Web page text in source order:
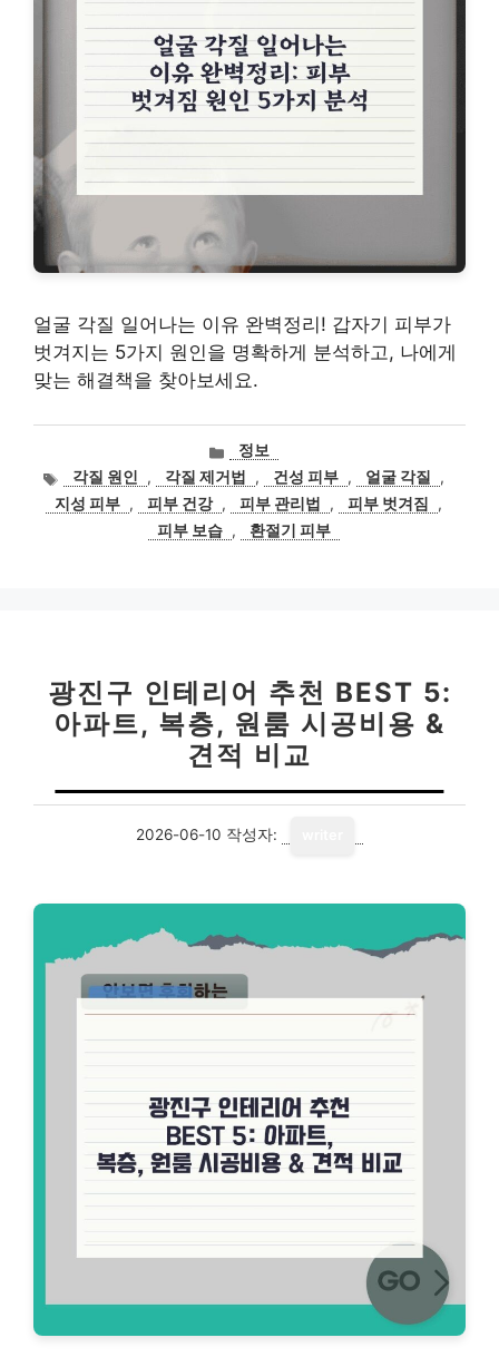
얼굴 각질 일어나는 이유 완벽정리! 갑자기 피부가
벗겨지는 5가지 원인을 명확하게 분석하고, 나에게
맞는 해결책을 찾아보세요.
카
테
고
리
정보
태
그
각질 원인 , 각질 제거법 , 건성 피부 , 얼굴 각질
,
지성 피부 , 피부 건강 , 피부 관리법 , 피부 벗겨짐
,
피부 보습 , 환절기 피부
광진구 인테리어 추천 BEST 5:
아파트, 복층, 원룸 시공비용 &
견적 비교
2026-06-10 작성자: